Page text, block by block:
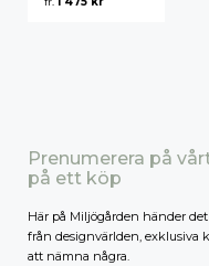
Prenumerera på
på ett köp
Här på Miljögården händer
från designvärlden, exklusiva
att nämna några.